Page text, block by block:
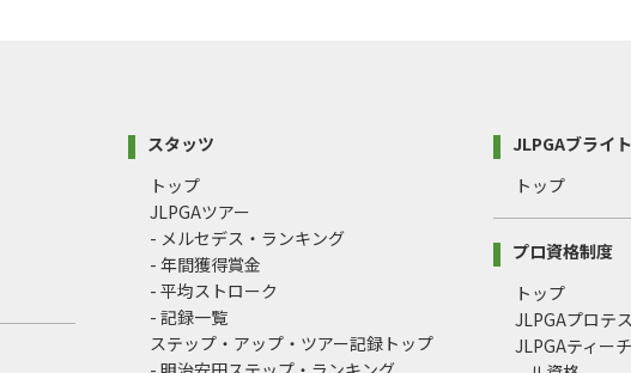
スタッツ
トップ
JLPGAツアー
- メルセデス・ランキング
- 年間獲得賞金
- 平均ストローク
- 記録一覧
ステップ・アップ・ツアー記録トップ
JLPGAブライ
トップ
プロ資格制度
トップ
JLPGAプロテ
JLPGAティー